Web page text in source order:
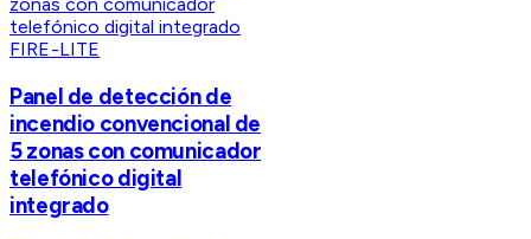
FIRE-LITE
Panel de detección de
incendio convencional de
5 zonas con comunicador
telefónico digital
integrado